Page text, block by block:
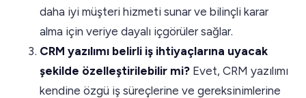
daha iyi müşteri hizmeti sunar ve bilinçli karar
alma için veriye dayalı içgörüler sağlar.
CRM yazılımı belirli iş ihtiyaçlarına uyacak
şekilde özelleştirilebilir mi? Evet, CRM yazılımı
kendine özgü iş süreçlerine ve gereksinimlerine